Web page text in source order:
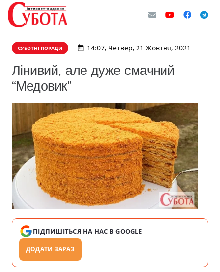
СУБОТНІ ПОРАДИ 14:07, Четвер, 21 Жовтня, 2021
Лінивий, але дуже смачний
“Медовик”
ПІДПИШІТЬСЯ НА НАС В GOOGLE
ДОДАТИ ЗАРАЗ